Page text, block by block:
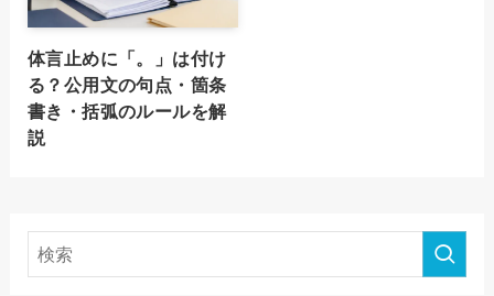
体言止めに「。」は付け
る？公用文の句点・箇条
書き・括弧のルールを解
説